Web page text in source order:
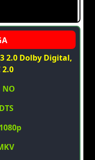
2.0 Dolby Digital,
2.0
NO
1080p